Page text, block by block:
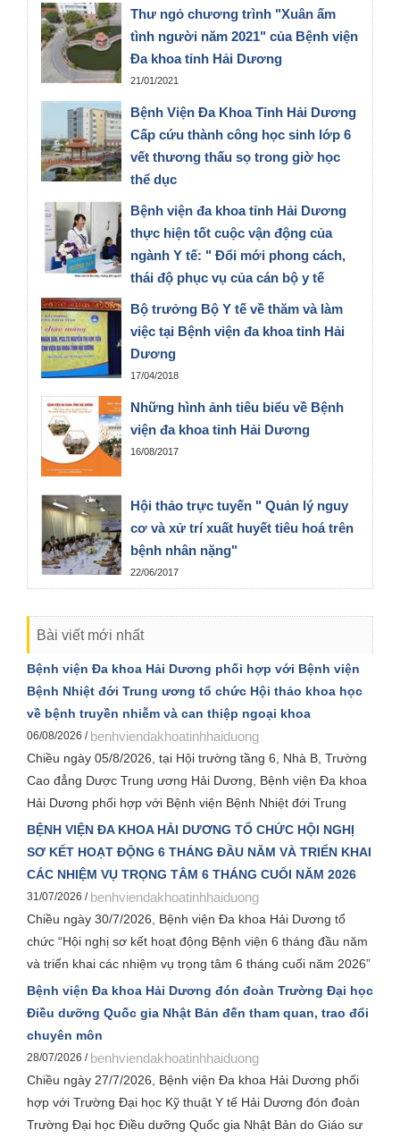
Thư ngỏ chương trình "Xuân ấm
tình người năm 2021" của Bệnh viện
Đa khoa tỉnh Hải Dương
21/01/2021
Bệnh Viện Đa Khoa Tỉnh Hải Dương
Cấp cứu thành công học sinh lớp 6
vết thương thấu sọ trong giờ học
thể dục
Bệnh viện đa khoa tỉnh Hải Dương
thực hiện tốt cuộc vận động của
ngành Y tế: " Đổi mới phong cách,
thái độ phục vụ của cán bộ y tế
hướng tới sự hài lòng người bệnh"
Bộ trưởng Bộ Y tế về thăm và làm
việc tại Bệnh viện đa khoa tỉnh Hải
Dương
17/04/2018
Những hình ảnh tiêu biểu về Bệnh
viện đa khoa tỉnh Hải Dương
16/08/2017
Hội thảo trực tuyến " Quản lý nguy
cơ và xử trí xuất huyết tiêu hoá trên
bệnh nhân nặng"
22/06/2017
Bài viết mới nhất
Bệnh viện Đa khoa Hải Dương phối hợp với Bệnh viện
Bệnh Nhiệt đới Trung ương tổ chức Hội thảo khoa học
về bệnh truyền nhiễm và can thiệp ngoại khoa
06/08/2026 / benhviendakhoatinhhaiduong
Chiều ngày 05/8/2026, tại Hội trường tầng 6, Nhà B, Trường
Cao đẳng Dược Trung ương Hải Dương, Bệnh viện Đa khoa
Hải Dương phối hợp với Bệnh viện Bệnh Nhiệt đới Trung
ương tổ chức Hội thảo khoa học chuyên đề “Bệnh truyền
nhiễm và can thiệp ngoại khoa”. Đây là hoạt động chuyên
môn có ý nghĩa thiết thực, hướng tới kỷ niệm 120 năm thành
lập Bệnh viện Đa khoa Hải Dương và Hội nghị khoa học toàn
quốc về bệnh truyền nhiễm và can thiệp năm 2026.
BỆNH VIỆN ĐA KHOA HẢI DƯƠNG TỔ CHỨC HỘI NGHỊ
SƠ KẾT HOẠT ĐỘNG 6 THÁNG ĐẦU NĂM VÀ TRIỂN KHAI
CÁC NHIỆM VỤ TRỌNG TÂM 6 THÁNG CUỐI NĂM 2026
31/07/2026 / benhviendakhoatinhhaiduong
Chiều ngày 30/7/2026, Bệnh viện Đa khoa Hải Dương tổ
chức “Hội nghị sơ kết hoạt động Bệnh viện 6 tháng đầu năm
và triển khai các nhiệm vụ trọng tâm 6 tháng cuối năm 2026”
nhằm đánh giá toàn diện kết quả thực hiện nhiệm vụ trong 6
tháng đầu năm, đồng thời xác định các giải pháp trọng tâm
để hoàn thành và phấn đấu hoàn thành vượt mức các chỉ
tiêu kế hoạch năm 2026.
Bệnh viện Đa khoa Hải Dương đón đoàn Trường Đại học
Điều dưỡng Quốc gia Nhật Bản đến tham quan, trao đổi
chuyên môn
28/07/2026 / benhviendakhoatinhhaiduong
Chiều ngày 27/7/2026, Bệnh viện Đa khoa Hải Dương phối
hợp với Trường Đại học Kỹ thuật Y tế Hải Dương đón đoàn
Trường Đại học Điều dưỡng Quốc gia Nhật Bản do Giáo sư